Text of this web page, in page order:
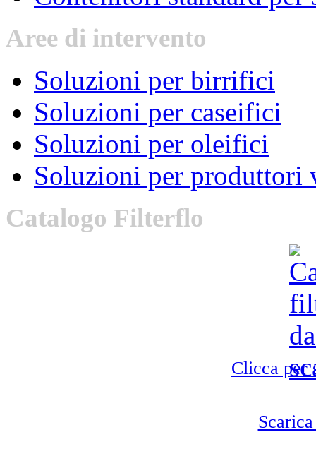
Aree di intervento
Soluzioni per birrifici
Soluzioni per caseifici
Soluzioni per oleifici
Soluzioni per produttori
Catalogo Filterflo
Clicca per